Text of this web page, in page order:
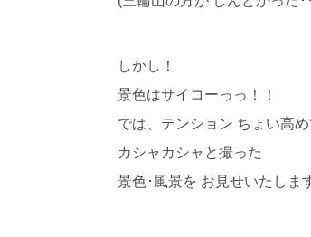
しかし！
景色はサイコーっっ！！
では、テンション ちょい高
カシャカシャと撮った
景色･風景を お見せいたしま